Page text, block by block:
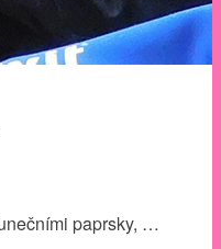
paprsky, …